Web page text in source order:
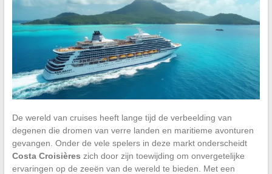
De wereld van cruises heeft lange tijd de verbeelding van
degenen die dromen van verre landen en maritieme avonturen
gevangen. Onder de vele spelers in deze markt onderscheidt
Costa Croisières zich door zijn toewijding om onvergetelijke
ervaringen op de zeeën van de wereld te bieden. Met een